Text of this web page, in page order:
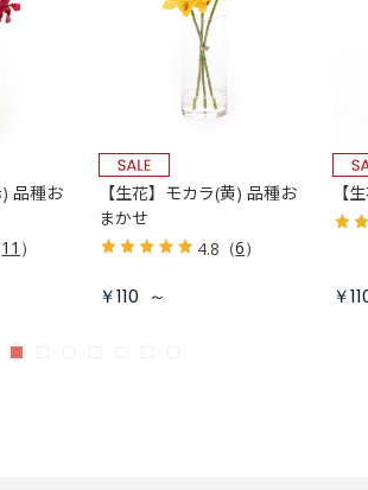
) 品種お
11 ）
【生花】モカラ(黄) 品種お
まかせ
4.8 （6）
￥110 ～
【
￥